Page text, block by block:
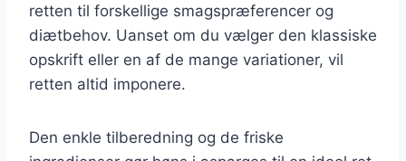
retten til forskellige smagspræferencer og
diætbehov. Uanset om du vælger den klassiske
opskrift eller en af de mange variationer, vil
retten altid imponere.
Den enkle tilberedning og de friske